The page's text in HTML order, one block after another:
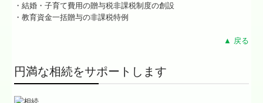
よくある質問
お問い合わせ
・結婚・子育て費用の贈与税非課税制度の創設
・教育資金一括贈与の非課税特例
▲ 戻る
円満な相続をサポートします